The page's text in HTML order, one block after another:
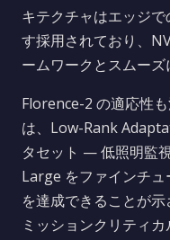
キテクチャはエッジ
す採用されており、
ームワークとスムーズ
Florence-2 の適応性
は、Low-Rank
タセット — 低照明監
Large をファインチ
を達成できることが
ミッションクリティ